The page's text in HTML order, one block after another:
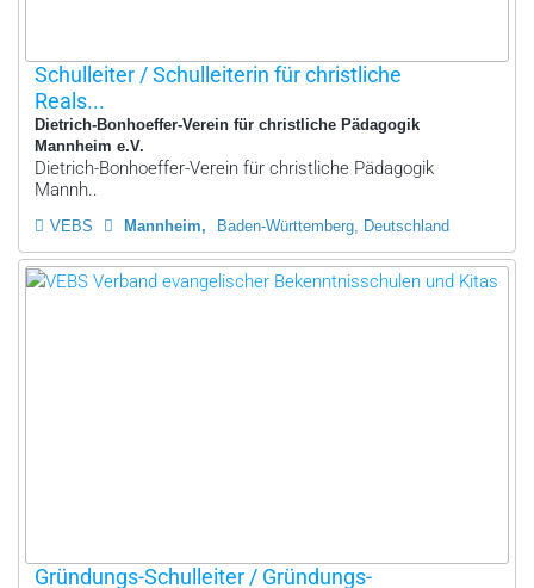
Schulleiter / Schulleiterin für christliche
Reals...
Dietrich-Bonhoeffer-Verein für christliche Pädagogik
Mannheim e.V.
Dietrich-Bonhoeffer-Verein für christliche Pädagogik
Mannh..
VEBS Mannheim Baden-Württemberg, Deutschland
Gründungs-Schulleiter / Gründungs-